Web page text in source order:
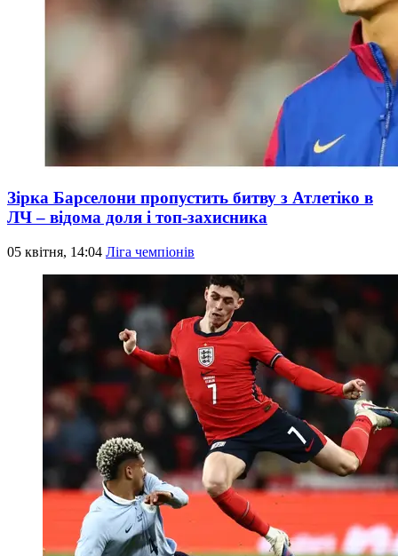
Зірка Барселони пропустить битву з Атлетіко в
ЛЧ – відома доля і топ-захисника
05 квітня, 14:04 Ліга чемпіонів